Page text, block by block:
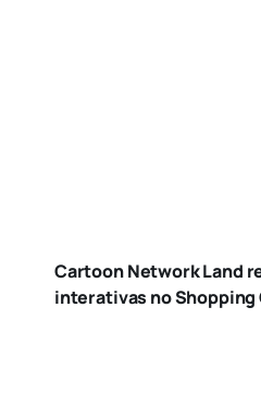
Cartoon Network Land
interativas no